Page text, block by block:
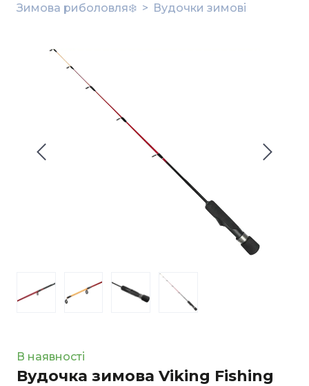
Зимова риболовля❄️
Вудочки зимові
В наявності
Вудочка зимова Viking Fishing